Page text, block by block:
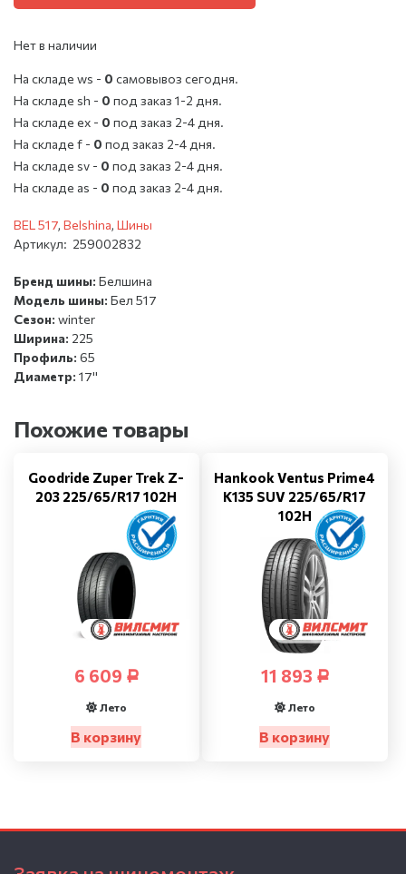
Нет в наличии
На складе ws - 0 cамовывоз сегодня.
На складе sh - 0 под заказ 1-2 дня.
На складе ex - 0 под заказ 2-4 дня.
На складе f - 0 под заказ 2-4 дня.
На складе sv - 0 под заказ 2-4 дня.
На складе as - 0 под заказ 2-4 дня.
BEL 517, Belshina, Шины
Артикул: 259002832
Бренд шины: Белшина
Модель шины: Бел 517
Сезон: winter
Ширина: 225
Профиль: 65
Диаметр: 17''
Похожие товары
Goodride Zuper Trek Z-
203 225/65/R17 102H
6 609 Р
Лето
В корзину
Hankook Ventus Prime4
K135 SUV 225/65/R17
102H
11 893 Р
Лето
В корзину